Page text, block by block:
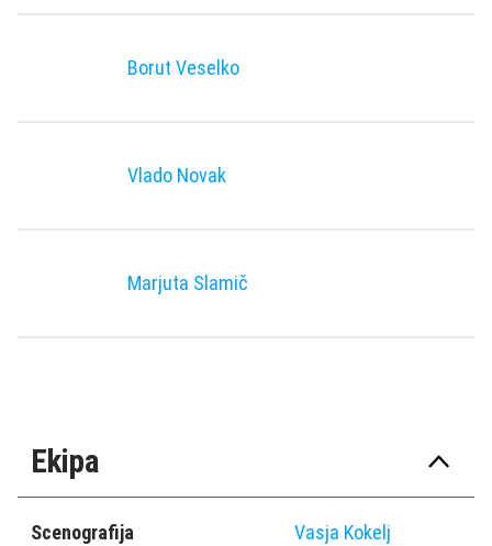
Borut Veselko
Vlado Novak
Marjuta Slamič
Ekipa
Scenografija Vasja Kokelj